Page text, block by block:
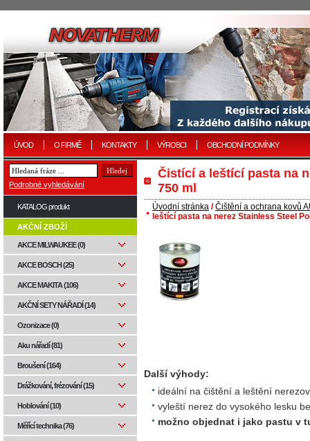
ÚVOD O FIRMĚ KONTAKTY VÝROBCI OBCHODNÍ PODMÍNKY
Čistící a leštící pasta na
750 ml
Úvodní stránka /Čištění a ochrana kovů
leštící pasta na nerez Stainless Steel
Další výhody:
ideální na čištění a leštění
vyleští nerez do vysokého lesku
možno objednat i jako pastu v
Podrobné vyhledávání
KATALOG produkt
AKČNÍ ZBOŽÍ
AKCE MILWAUKEE (0)
AKCE BOSCH (25)
AKCE MAKITA (106)
AKČNÍ SETY NÁŘADÍ (14)
Ozonizace (0)
Aku nářadí (81)
Broušení (164)
Drážkování, frézování (15)
Hoblování (10)
Měřící technika (76)